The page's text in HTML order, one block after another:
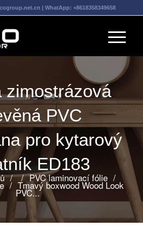
| WhatApp: +8618358349658
zimostrázová
PVC
pro kytarový
ED183
/ / PVC laminovací fólie /
/ Tmavý boxwood Wood Look
PVC...